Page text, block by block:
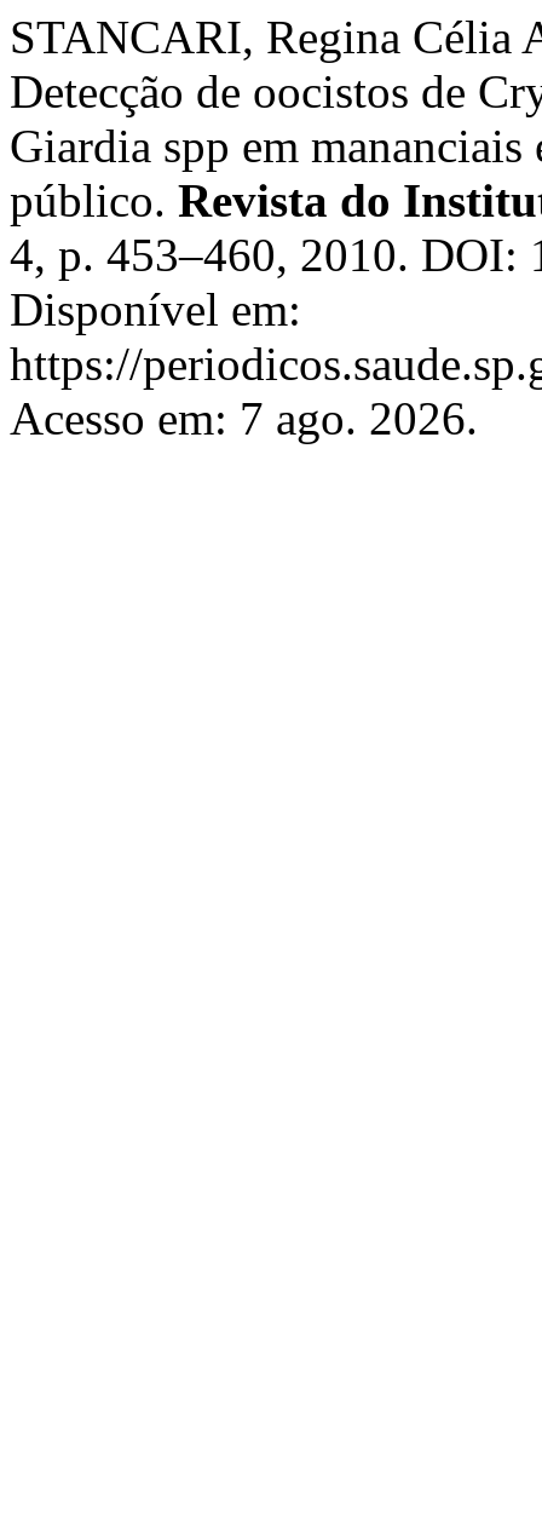
STANCARI, Regina Célia
Detecção de oocistos de
Giardia spp em mananciais
público. Revista do
4, p. 453–460, 2010. DOI:
Disponível em:
https://
Acesso em: 7 ago. 2026.